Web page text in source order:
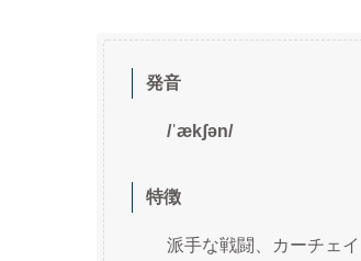
発音
/ˈækʃən/
特徴
派手な戦闘、カーチェ